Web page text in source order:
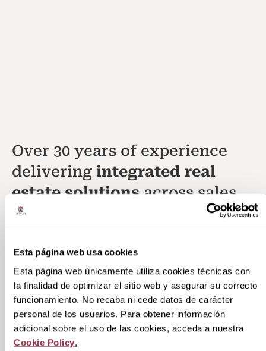
Esta página web usa cookies
Esta página web únicamente utiliza cookies técnicas con
la finalidad de optimizar el sitio web y asegurar su correcto
funcionamiento. No recaba ni cede datos de carácter
personal de los usuarios. Para obtener información
adicional sobre el uso de las cookies, acceda a nuestra
Cookie Policy.
Over 30 years of experience
delivering integrated real
estate solutionsacross sales
and rental developments,
and results.